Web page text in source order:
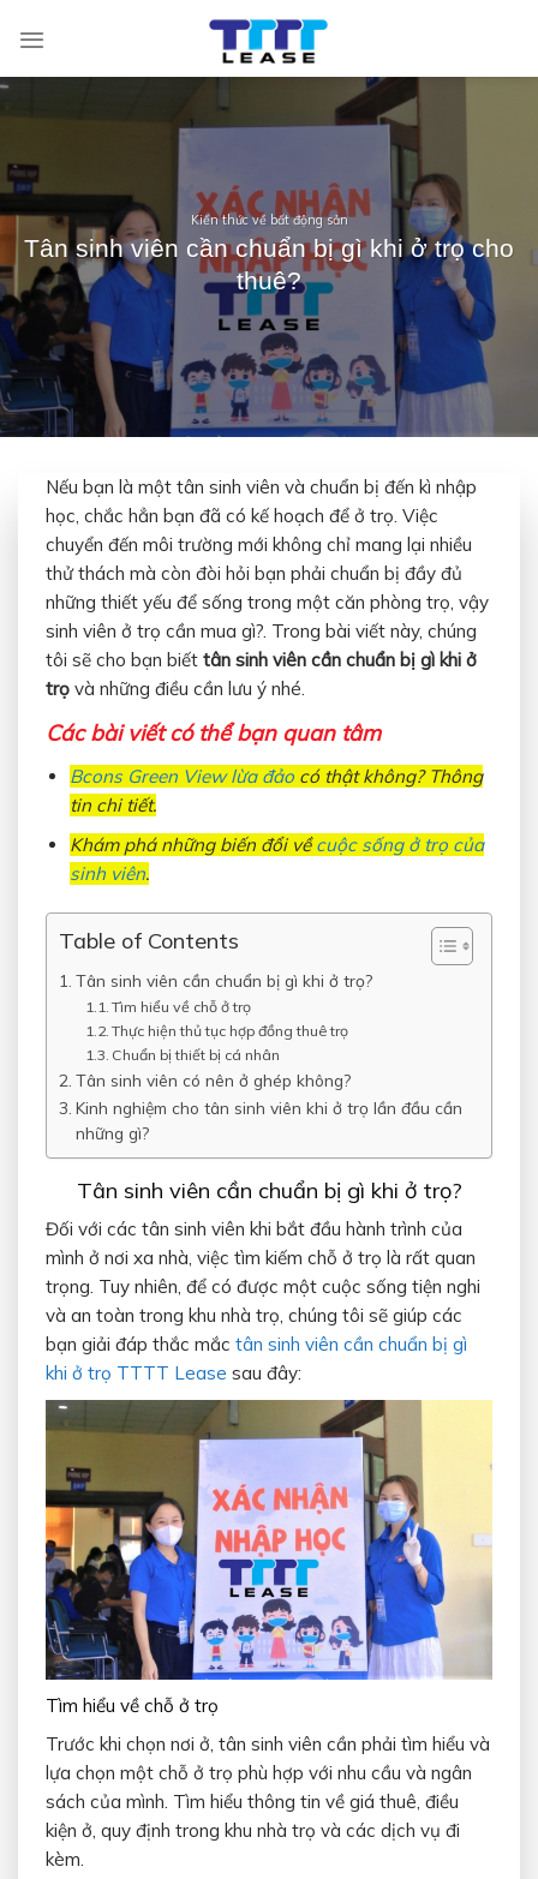
Kiến thức về bất động sản
Tân sinh viên cần chuẩn bị gì khi ở trọ cho
thuê?
Nếu bạn là một tân sinh viên và chuẩn bị đến kì nhập
học, chắc hẳn bạn đã có kế hoạch để ở trọ. Việc
chuyển đến môi trường mới không chỉ mang lại nhiều
thử thách mà còn đòi hỏi bạn phải chuẩn bị đầy đủ
những thiết yếu để sống trong một căn phòng trọ, vậy
sinh viên ở trọ cần mua gì?. Trong bài viết này, chúng
tôi sẽ cho bạn biết tân sinh viên cần chuẩn bị gì khi ở
trọvà những điều cần lưu ý nhé.
Các bài viết có thể bạn quan tâm
Bcons Green View lừa đảocó thật không? Thông
tin chi tiết.
Khám phá những biến đổi vềcuộc sống ở trọ của
sinh viên.
Table of Contents
Tân sinh viên cần chuẩn bị gì khi ở trọ?
Tìm hiểu về chỗ ở trọ
Thực hiện thủ tục hợp đồng thuê trọ
Chuẩn bị thiết bị cá nhân
Tân sinh viên có nên ở ghép không?
Kinh nghiệm cho tân sinh viên khi ở trọ lần đầu cần
những gì?
Tân sinh viên cần chuẩn bị gì khi ở trọ?
Đối với các tân sinh viên khi bắt đầu hành trình của
mình ở nơi xa nhà, việc tìm kiếm chỗ ở trọ là rất quan
trọng. Tuy nhiên, để có được một cuộc sống tiện nghi
và an toàn trong khu nhà trọ, chúng tôi sẽ giúp các
bạn giải đáp thắc mắc tân sinh viên cần chuẩn bị gì
khi ở trọ TTTT Lease sau đây:
Tìm hiểu về chỗ ở trọ
Trước khi chọn nơi ở, tân sinh viên cần phải tìm hiểu và
lựa chọn một chỗ ở trọ phù hợp với nhu cầu và ngân
sách của mình. Tìm hiểu thông tin về giá thuê, điều
kiện ở, quy định trong khu nhà trọ và các dịch vụ đi
kèm.